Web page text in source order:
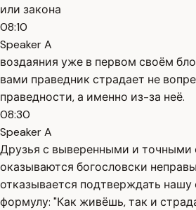
или закона
08:10
Speaker A
воздаяния уже в первом своём
вами праведник страдает не
праведности, а именно из-за неё.
08:30
Speaker A
Друзья с выверенными и
оказываются богословски
отказывается подтверждать
формулу: "Как живёшь, так и